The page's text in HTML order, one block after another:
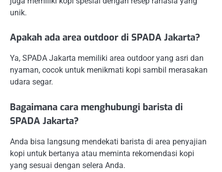
unik.
Apakah ada area outdoor di SPADA Jakarta?
Ya, SPADA Jakarta memiliki area outdoor yang asri dan
nyaman, cocok untuk menikmati kopi sambil merasakan
udara segar.
Bagaimana cara menghubungi barista di
SPADA Jakarta?
Anda bisa langsung mendekati barista di area penyajian
kopi untuk bertanya atau meminta rekomendasi kopi
yang sesuai dengan selera Anda.